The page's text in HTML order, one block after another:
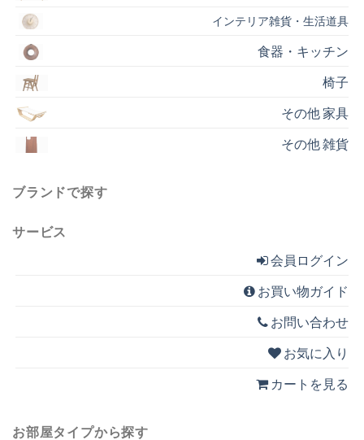
インテリア雑貨・生活道具
食器・キッチン
椅子
その他 家具
その他 雑貨
ブランドで探す
サービス
会員ログイン
お買い物ガイド
お問い合わせ
お気に入り
カートを見る
お部屋タイプから探す